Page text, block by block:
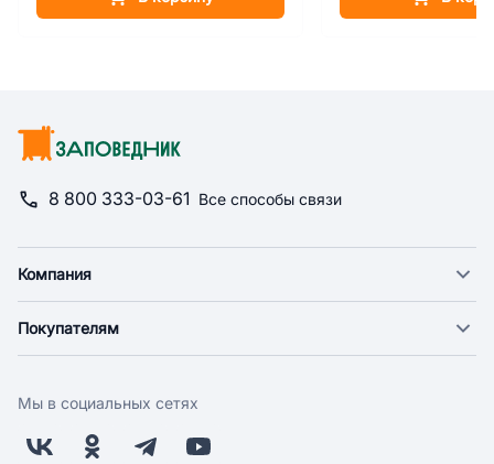
8 800 333-03-61 Все способы связи
Компания
Новости
Поставщикам
Заводчикам
Покупателям
Оплата
Бонусная программа
Мы в социальных сетях